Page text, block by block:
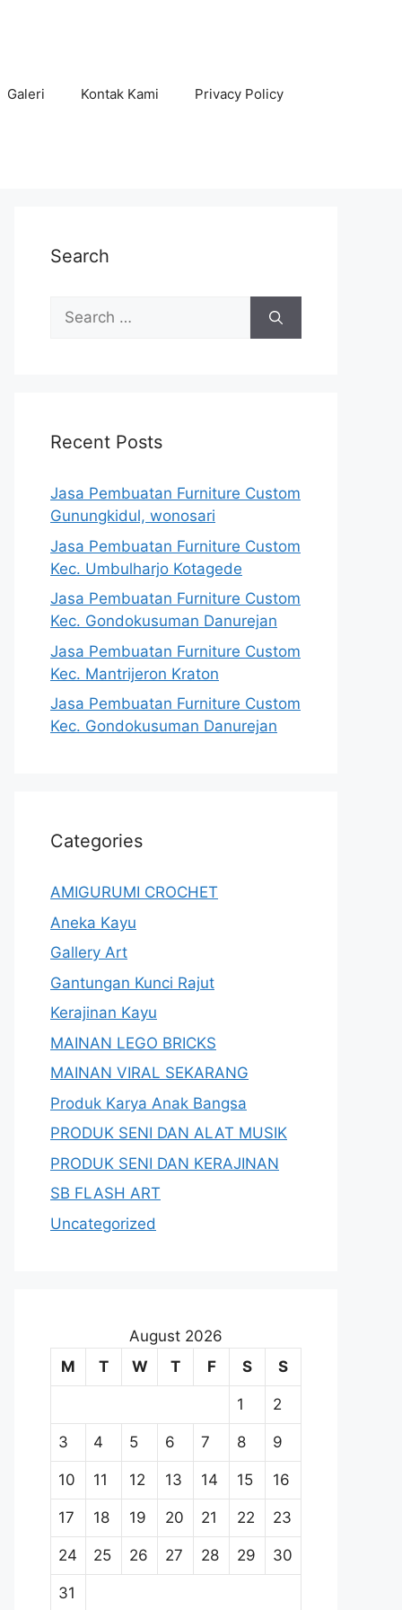
Galeri Kontak Kami Privacy Policy
Search
Search
for:
Recent Posts
Jasa Pembuatan Furniture Custom
Gunungkidul, wonosari
Jasa Pembuatan Furniture Custom
Kec. Umbulharjo Kotagede
Jasa Pembuatan Furniture Custom
Kec. Gondokusuman Danurejan
Jasa Pembuatan Furniture Custom
Kec. Mantrijeron Kraton
Jasa Pembuatan Furniture Custom
Kec. Gondokusuman Danurejan
Categories
AMIGURUMI CROCHET
Aneka Kayu
Gallery Art
Gantungan Kunci Rajut
Kerajinan Kayu
MAINAN LEGO BRICKS
MAINAN VIRAL SEKARANG
Produk Karya Anak Bangsa
PRODUK SENI DAN ALAT MUSIK
PRODUK SENI DAN KERAJINAN
SB FLASH ART
Uncategorized
August 2026
M
T W T F S S
1 2
3 4 5 6 7 8 9
10 11 12 13 14 15 16
17 18 19 20 21 22 23
24 25 26 27 28 29 30
31